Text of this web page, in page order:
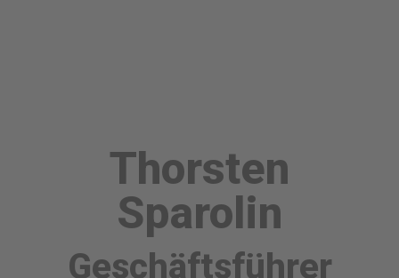
Thorsten
Sparolin
Geschäftsführer